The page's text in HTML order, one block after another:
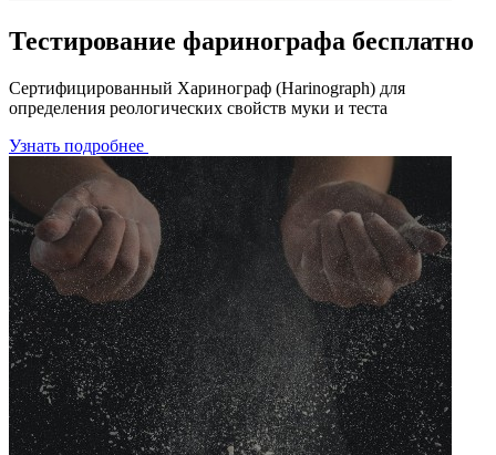
Тестирование фаринографа бесплатно
Сертифицированный Харинограф (Harinograph) для
определения реологических свойств муки и теста
Узнать подробнее